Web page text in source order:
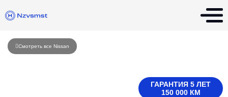
Смотреть все Nissan
ГАРАНТИЯ 5 ЛЕТ
150 000 КМ